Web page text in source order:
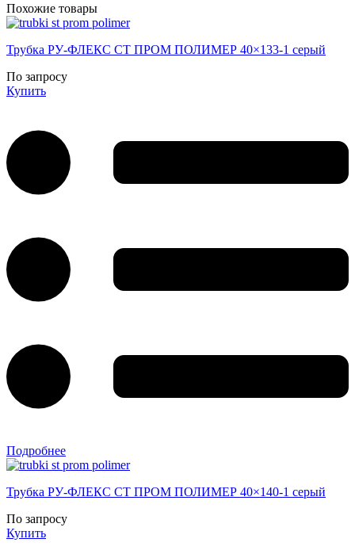
Похожие товары
Трубка РУ-ФЛЕКС СТ ПРОМ ПОЛИМЕР 40×133-1 серый
По запросу
Купить
Подробнее
Трубка РУ-ФЛЕКС СТ ПРОМ ПОЛИМЕР 40×140-1 серый
По запросу
Купить